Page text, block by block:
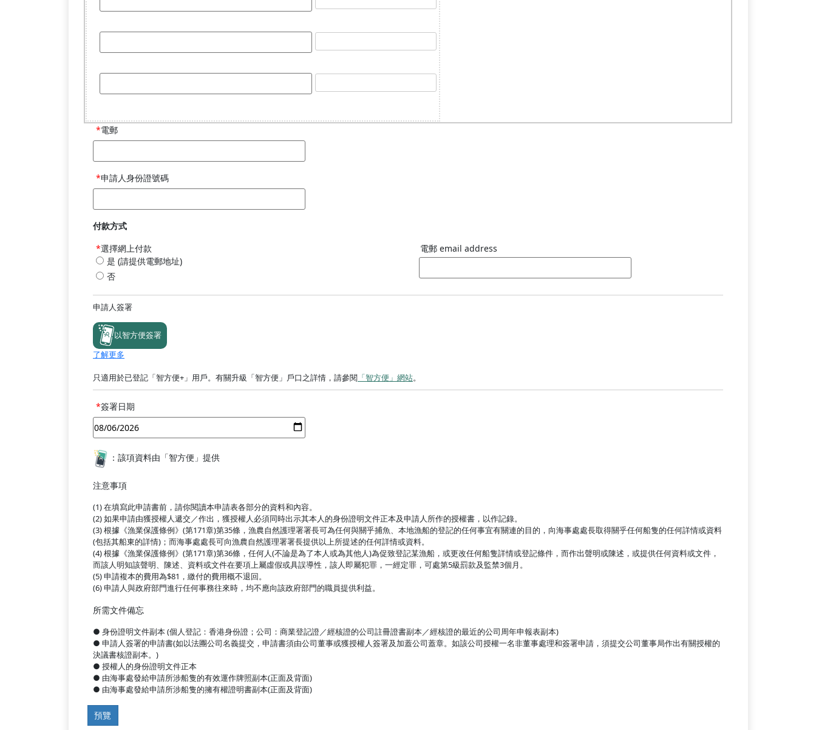
的
位
電郵
申請人身份證號碼
付款方式
選擇網上付款
是 (請提供電郵地址)
否
電郵 email address
申請人簽署
iAMSmartSign2
以智方便簽署
了解更多
只適用於已登記「智方便+」用戶。有關升級「智方便」戶口之詳情，請參閱 「智方便」網站。
簽署日期
：該項資料由「智方便」提供
注意事項
(1) 在填寫此申請書前，請你閱讀本申請表各部分的資料和內容。
(2) 如果申請由獲授權人遞交／作出，獲授權人必須同時出示其本人的身份證明文件正本及申請人所作的授權書，以作記錄。
(3) 根據《漁業保護條例》(第171章)第35條，漁農自然護理署署長可為任何與關乎捕魚、本地漁船的登記的任何事宜有關連的目的，向海事處處長取得關乎任何船隻的任何詳情或資料
(包括其船東的詳情)；而海事處處長可向漁農自然護理署署長提供以上所提述的任何詳情或資料。
(4) 根據《漁業保護條例》(第171章)第36條，任何人(不論是為了本人或為其他人)為促致登記某漁船，或更改任何船隻詳情或登記條件，而作出聲明或陳述，或提供任何資料或文件，
而該人明知該聲明、陳述、資料或文件在要項上屬虛假或具誤導性，該人即屬犯罪，一經定罪，可處第5級罰款及監禁3個月。
(5) 申請複本的費用為$81，繳付的費用概不退回。
(6) 申請人與政府部門進行任何事務往來時，均不應向該政府部門的職員提供利益。
所需文件備忘
● 身份證明文件副本 (個人登記：香港身份證；公司：商業登記證／經核證的公司註冊證書副本／經核證的最近的公司周年申報表副本)
● 申請人簽署的申請書(如以法團公司名義提交，申請書須由公司董事或獲授權人簽署及加蓋公司蓋章。如該公司授權一名非董事處理和簽署申請，須提交公司董事局作出有關授權的
決議書核證副本。)
● 授權人的身份證明文件正本
● 由海事處發給申請所涉船隻的有效運作牌照副本(正面及背面)
● 由海事處發給申請所涉船隻的擁有權證明書副本(正面及背面)
預覽